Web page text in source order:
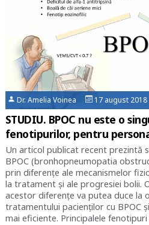
Dr. Amelia Voinea 17 august
STUDIU. BPOC nu este o
fenotipurilor, pentru
Un articol publicat recent prezintă
BPOC (bronhopneumopatia
prin diferențe ale mecanismelor
la tratament și ale progresiei bolii.
acestor diferențe va putea duce la
tratamentului pacienților cu BPOC
mai eficiente. Principalele